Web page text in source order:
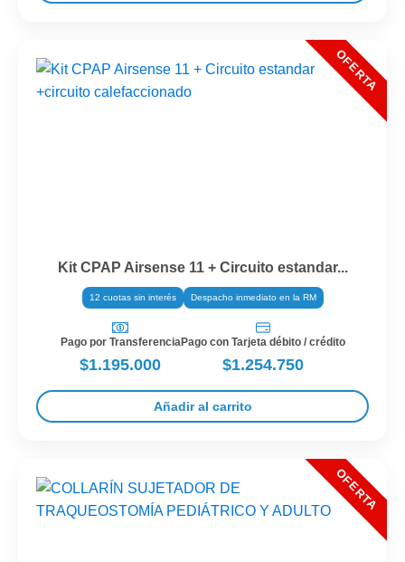
Kit CPAP Airsense 11 + Circuito estandar...
12 cuotas sin interés Despacho inmediato en la RM
Pago por Transferencia
$1.195.000
Pago con Tarjeta débito / crédito
$1.254.750
Añadir al carrito